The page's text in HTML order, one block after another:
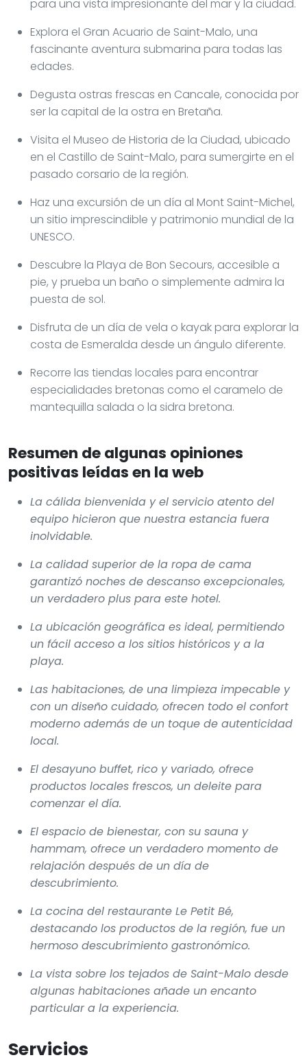
para una vista impresionante del mar y la ciudad.
Explora el Gran Acuario de Saint-Malo, una
fascinante aventura submarina para todas las
edades.
Degusta ostras frescas en Cancale, conocida por
ser la capital de la ostra en Bretaña.
Visita el Museo de Historia de la Ciudad, ubicado
en el Castillo de Saint-Malo, para sumergirte en el
pasado corsario de la región.
Haz una excursión de un día al Mont Saint-Michel,
un sitio imprescindible y patrimonio mundial de la
UNESCO.
Descubre la Playa de Bon Secours, accesible a
pie, y prueba un baño o simplemente admira la
puesta de sol.
Disfruta de un día de vela o kayak para explorar la
costa de Esmeralda desde un ángulo diferente.
Recorre las tiendas locales para encontrar
especialidades bretonas como el caramelo de
mantequilla salada o la sidra bretona.
Resumen de algunas opiniones
positivas leídas en la web
La cálida bienvenida y el servicio atento del
equipo hicieron que nuestra estancia fuera
inolvidable.
La calidad superior de la ropa de cama
garantizó noches de descanso excepcionales,
un verdadero plus para este hotel.
La ubicación geográfica es ideal, permitiendo
un fácil acceso a los sitios históricos y a la
playa.
Las habitaciones, de una limpieza impecable y
con un diseño cuidado, ofrecen todo el confort
moderno además de un toque de autenticidad
local.
El desayuno buffet, rico y variado, ofrece
productos locales frescos, un deleite para
comenzar el día.
El espacio de bienestar, con su sauna y
hammam, ofrece un verdadero momento de
relajación después de un día de
descubrimiento.
La cocina del restaurante Le Petit Bé,
destacando los productos de la región, fue un
hermoso descubrimiento gastronómico.
La vista sobre los tejados de Saint-Malo desde
algunas habitaciones añade un encanto
particular a la experiencia.
Servicios